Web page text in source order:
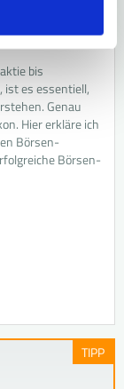
bis
ist es essentiell,
Genau
Hier erkläre ich
Börsen-
Börsen-
TIPP